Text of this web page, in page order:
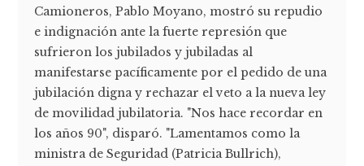
Camioneros, Pablo Moyano, mostró su repudio
e indignación ante la fuerte represión que
sufrieron los jubilados y jubiladas al
manifestarse pacíficamente por el pedido de una
jubilación digna y rechazar el veto a la nueva ley
de movilidad jubilatoria. "Nos hace recordar en
los años 90", disparó. "Lamentamos como la
ministra de Seguridad (Patricia Bullrich),